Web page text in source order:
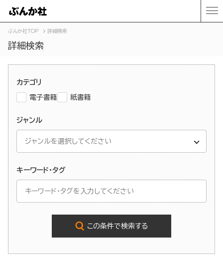
ぶんか社TOP 詳細検索
詳細検索
カテゴリ
電子書籍 紙書籍
ジャンル
キーワード・タグ
この条件で検索する